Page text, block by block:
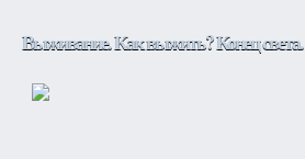
Выживание. Как выжить? Конец света.